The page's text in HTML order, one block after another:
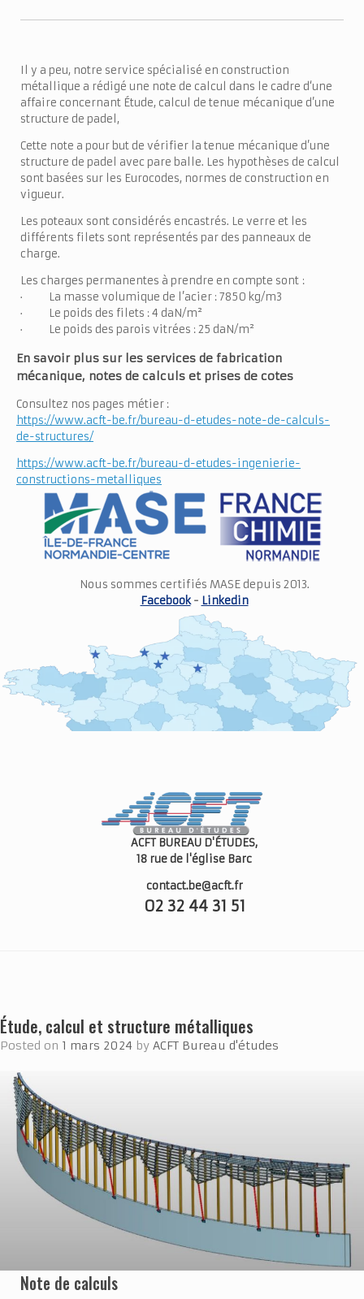
Il y a peu, notre service spécialisé en construction
métallique a rédigé une note de calcul dans le cadre d‘une
affaire concernant Étude, calcul de tenue mécanique d’une
structure de padel,
Cette note a pour but de vérifier la tenue mécanique d’une
structure de padel avec pare balle. Les hypothèses de calcul
sont basées sur les Eurocodes, normes de construction en
vigueur.
Les poteaux sont considérés encastrés. Le verre et les
différents filets sont représentés par des panneaux de
charge.
Les charges permanentes à prendre en compte sont :
· La masse volumique de l’acier : 7850 kg/m3
· Le poids des filets : 4 daN/m²
· Le poids des parois vitrées : 25 daN/m²
En savoir plus sur les services de fabrication
mécanique, notes de calculs et prises de cotes
Consultez nos pages métier :
https://www.acft-be.fr/bureau-d-etudes-note-de-calculs-
de-structures/
https://www.acft-be.fr/bureau-d-etudes-ingenierie-
constructions-metalliques
Nous sommes certifiés MASE depuis 2013.
Facebook- Linkedin
ACFT BUREAU D'ÉTUDES,
18 rue de l'église Barc
contact.be@acft.fr
02 32 44 31 51
Étude, calcul et structure métalliques
Posted on 1 mars 2024 by ACFT Bureau d'études
Note de calculs